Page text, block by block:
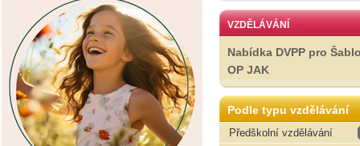
VZDĚLÁVÁNÍ
Nabídka DVPP pro
OP JAK
Podle typu vzdělávání
Předškolní vzdělávání